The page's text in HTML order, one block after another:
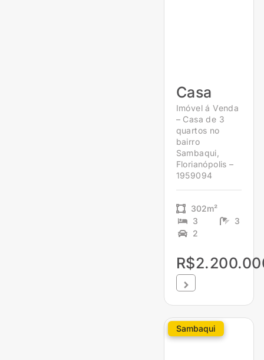
Casa
Imóvel á Venda
– Casa de 3
quartos no
bairro
Sambaqui,
Florianópolis –
1959094
302m²
3
3
2
Sambaqui